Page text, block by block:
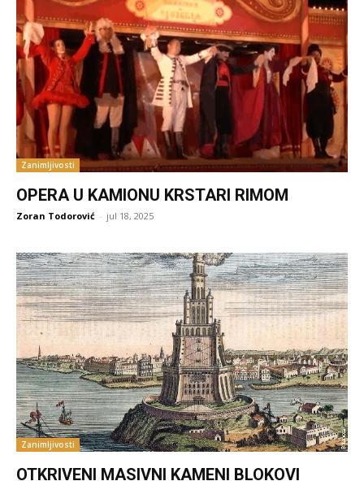
Zanimljivosti
OPERA U KAMIONU KRSTARI RIMOM
Zoran Todorović - jul 18, 2025
Zanimljivosti
OTKRIVENI MASIVNI KAMENI BLOKOVI